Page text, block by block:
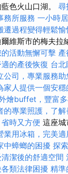
色火山口湖。 尋
務所服務 一小時
遷過程變得輕鬆愉
維斯市的梅夫拉
活動無懈可擊 產
的產後恢復 台
公司，專業服務
家人提供一個安穩
燴buffet，豐富
的專業照護，了
時又方便 這座
業用冰箱，完美
中蟑螂的困擾 探
潔後的舒適空間
類法律困擾 精準